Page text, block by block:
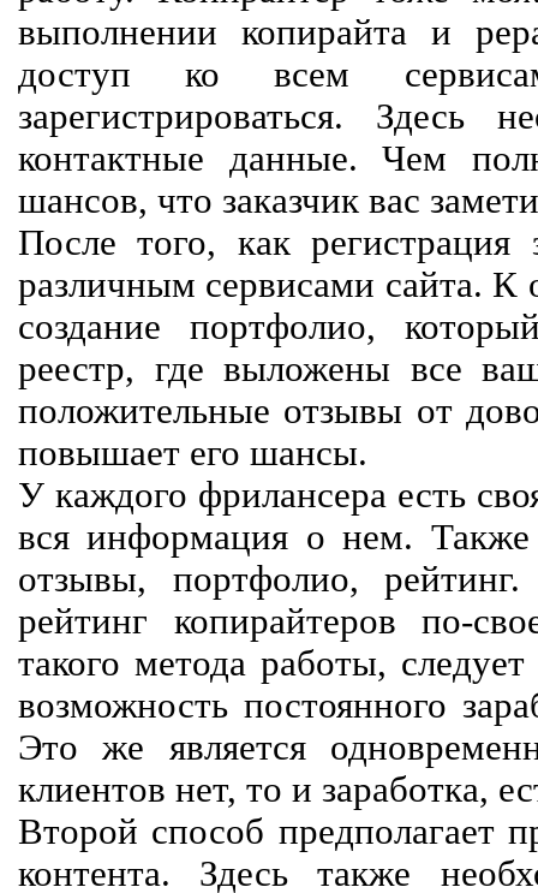
выполнении копирайта и
доступ ко всем
зарегистрироваться. Здесь
контактные данные. Чем
шансов, что заказчик вас
После того, как регистрация
различным сервисами сайта. К
создание портфолио,
реестр, где выложены все
положительные отзывы от
повышает его шансы.
У каждого фрилансера есть
вся информация о нем. Также
отзывы, портфолио,
рейтинг копирайтеров по-
такого метода работы,
возможность постоянного
Это же является
клиентов нет, то и заработка,
Второй способ предполагает
контента. Здесь также